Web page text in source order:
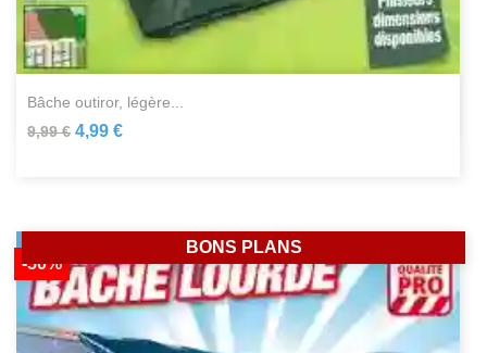
bâche outiror, légère...
9,99 € 4,99 €
-50%
BONS PLANS